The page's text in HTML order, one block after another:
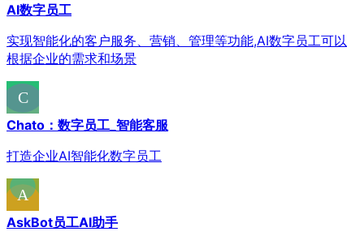
AI数字员工
实现智能化的客户服务、营销、管理等功能,AI数字员工可以
根据企业的需求和场景
Chato：数字员工_智能客服
打造企业AI智能化数字员工
AskBot员工AI助手